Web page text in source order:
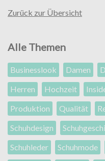
Zurück zur Übersicht
Alle Themen
Businesslook Damen
Herren
Hochzeit
Produktion
Qualität
Schuhdesign
Schuhleder
Schuhmode